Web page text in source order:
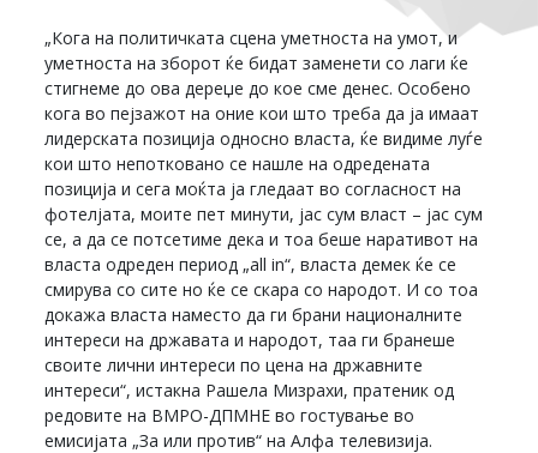
„Кога на политичката сцена уметноста на умот, и
уметноста на зборот ќе бидат заменети со лаги ќе
стигнеме до ова дереџе до кое сме денес. Особено
кога во пејзажот на оние кои што треба да ја имаат
лидерската позиција односно власта, ќе видиме луѓе
кои што непотковано се нашле на одредената
позиција и сега моќта ја гледаат во согласност на
фотелјата, моите пет минути, јас сум власт – јас сум
се, а да се потсетиме дека и тоа беше наративот на
власта одреден период „all in“, власта демек ќе се
смирува со сите но ќе се скара со народот. И со тоа
докажа власта наместо да ги брани националните
интереси на државата и народот, таа ги бранеше
своите лични интереси по цена на државните
интереси“, истакна Рашела Мизрахи, пратеник од
редовите на ВМРО-ДПМНЕ во гостување во
емисијата „За или против“ на Алфа телевизија.